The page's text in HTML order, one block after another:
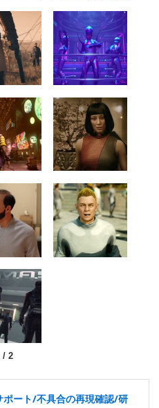
/ 2
ート/不具合の再現確認/研